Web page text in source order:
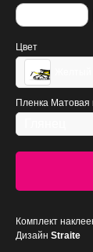
Цвет
Пленка Матовая
Комплект
Дизайн Straite